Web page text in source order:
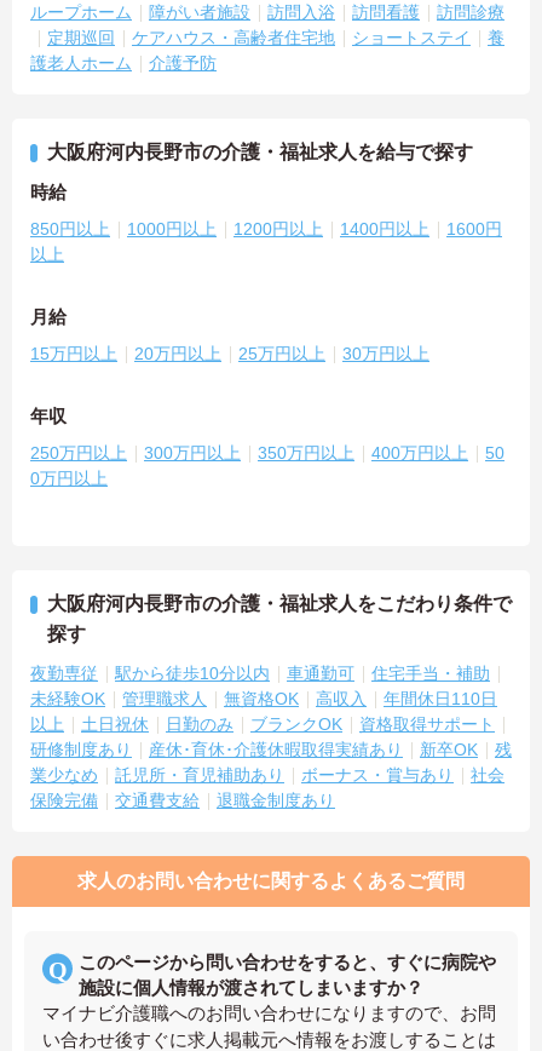
ループホーム
障がい者施設 訪問入浴 訪問看護
訪問診療
定期巡回
ケアハウス・高齢者住宅地 ショートステイ
養
護老人ホーム
介護予防
大阪府河内長野市の介護・福祉求人を給与で探す
時給
850円以上 1000円以上 1200円以上 1400円以上
1600円
以上
月給
15万円以上 20万円以上 25万円以上 30万円以上
年収
250万円以上 300万円以上 350万円以上 400万円以上
50
0万円以上
大阪府河内長野市の介護・福祉求人をこだわり条件で
探す
夜勤専従 駅から徒歩10分以内 車通勤可
住宅手当・補助
未経験OK
管理職求人 無資格OK 高収入
年間休日110日
以上
土日祝休 日勤のみ ブランクOK
資格取得サポート
研修制度あり
産休･育休･介護休暇取得実績あり 新卒OK
残
業少なめ
託児所・育児補助あり ボーナス・賞与あり
社会
保険完備
交通費支給 退職金制度あり
求人のお問い合わせに関するよくあるご質問
このページから問い合わせをすると、すぐに病院や
施設に個人情報が渡されてしまいますか？
マイナビ介護職へのお問い合わせになりますので、お問
い合わせ後すぐに求人掲載元へ情報をお渡しすることは